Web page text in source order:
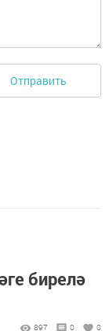
Отправить
бирелә
897 0 0